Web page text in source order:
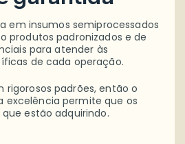
em insumos semiprocessados
produtos padronizados e de
para atender às
de cada operação.
rigorosos padrões, então o
excelência permite que os
estão adquirindo.